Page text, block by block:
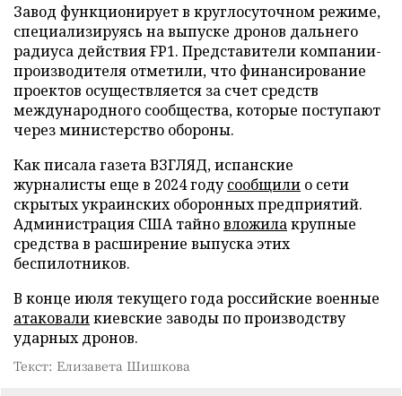
Завод функционирует в круглосуточном режиме,
специализируясь на выпуске дронов дальнего
радиуса действия FP1. Представители компании-
производителя отметили, что финансирование
проектов осуществляется за счет средств
международного сообщества, которые поступают
через министерство обороны.
Как писала газета ВЗГЛЯД, испанские
журналисты еще в 2024 годусообщили о сети
скрытых украинских оборонных предприятий.
Администрация США тайновложилакрупные
средства в расширение выпуска этих
беспилотников.
В конце июля текущего года российские военные
атаковаликиевские заводы по производству
ударных дронов.
Текст: Елизавета Шишкова